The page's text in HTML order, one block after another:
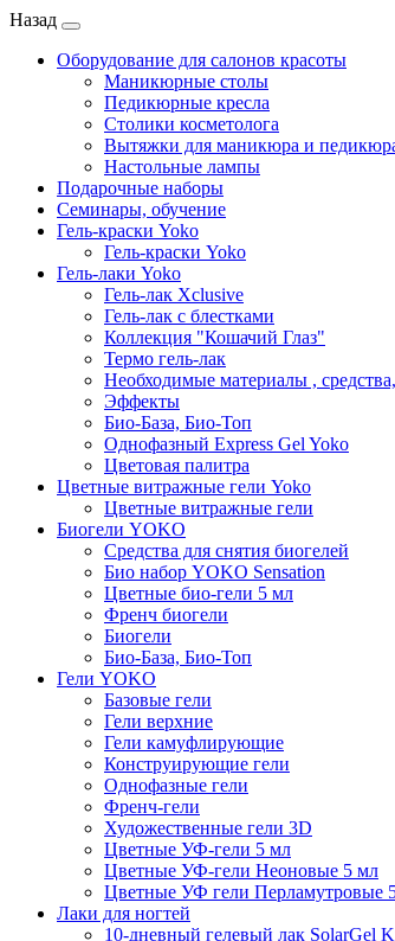
Назад
Оборудование для салонов красоты
Маникюрные столы
Педикюрные кресла
Столики косметолога
Вытяжки для маникюра и
Настольные лампы
Подарочные наборы
Семинары, обучение
Гель-краски Yoko
Гель-краски Yoko
Гель-лаки Yoko
Гель-лак Xclusive
Гель-лак с блестками
Коллекция "Кошачий Глаз"
Термо гель-лак
Необходимые материалы ,
Эффекты
Био-База, Био-Топ
Однофазный Express Gel Yoko
Цветовая палитра
Цветные витражные гели Yoko
Цветные витражные гели
Биогели YOKO
Средства для снятия биогелей
Био набор YOKO Sensation
Цветные био-гели 5 мл
Френч биогели
Биогели
Био-База, Био-Топ
Гели YOKO
Базовые гели
Гели верхние
Гели камуфлирующие
Конструирующие гели
Однофазные гели
Френч-гели
Художественные гели 3D
Цветные УФ-гели 5 мл
Цветные УФ-гели Неоновые 5 мл
Цветные УФ гели Перламутровые
Лаки для ногтей
10-дневный гелевый лак SolarGel